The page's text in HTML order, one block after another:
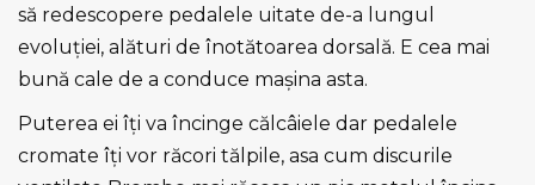
să redescopere pedalele uitate de-a lungul
evoluţiei, alături de înotătoarea dorsală. E cea mai
bună cale de a conduce maşina asta.
Puterea ei îţi va încinge călcâiele dar pedalele
cromate îţi vor răcori tălpile, asa cum discurile